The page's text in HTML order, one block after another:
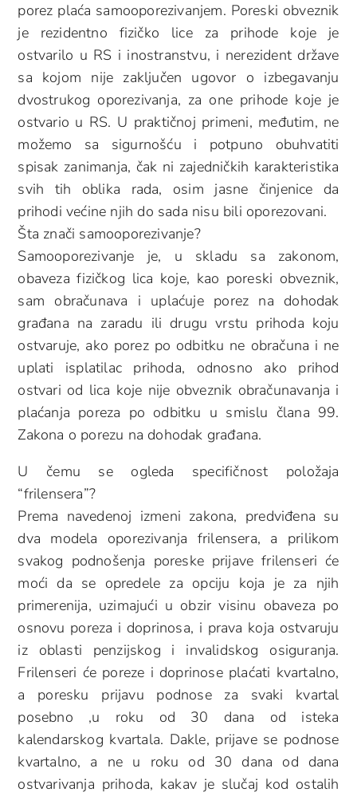
porez plaća samooporezivanjem. Poreski obveznik
je rezidentno fizičko lice za prihode koje je
ostvarilo u RS i inostranstvu, i nerezident države
sa kojom nije zaključen ugovor o izbegavanju
dvostrukog oporezivanja, za one prihode koje je
ostvario u RS. U praktičnoj primeni, međutim, ne
možemo sa sigurnošću i potpuno obuhvatiti
spisak zanimanja, čak ni zajedničkih karakteristika
svih tih oblika rada, osim jasne činjenice da
prihodi većine njih do sada nisu bili oporezovani.
Šta znači samooporezivanje?
Samooporezivanje je, u skladu sa zakonom,
obaveza fizičkog lica koje, kao poreski obveznik,
sam obračunava i uplaćuje porez na dohodak
građana na zaradu ili drugu vrstu prihoda koju
ostvaruje, ako porez po odbitku ne obračuna i ne
uplati isplatilac prihoda, odnosno ako prihod
ostvari od lica koje nije obveznik obračunavanja i
plaćanja poreza po odbitku u smislu člana 99.
Zakona o porezu na dohodak građana.
U čemu se ogleda specifičnost položaja
“frilensera”?
Prema navedenoj izmeni zakona, predviđena su
dva modela oporezivanja frilensera, a prilikom
svakog podnošenja poreske prijave frilenseri će
moći da se opredele za opciju koja je za njih
primerenija, uzimajući u obzir visinu obaveza po
osnovu poreza i doprinosa, i prava koja ostvaruju
iz oblasti penzijskog i invalidskog osiguranja.
Frilenseri će poreze i doprinose plaćati kvartalno,
a poresku prijavu podnose za svaki kvartal
posebno ,u roku od 30 dana od isteka
kalendarskog kvartala. Dakle, prijave se podnose
kvartalno, a ne u roku od 30 dana od dana
ostvarivanja prihoda, kakav je slučaj kod ostalih